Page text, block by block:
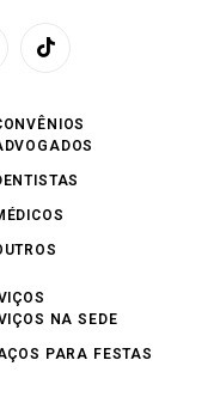
TikTok
NA SEDE
PARA FESTAS